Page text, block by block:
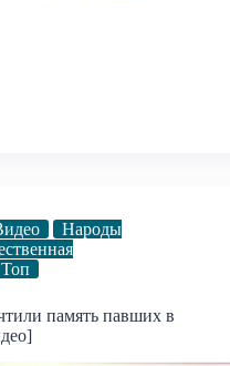
Народы
Топ
память павших в